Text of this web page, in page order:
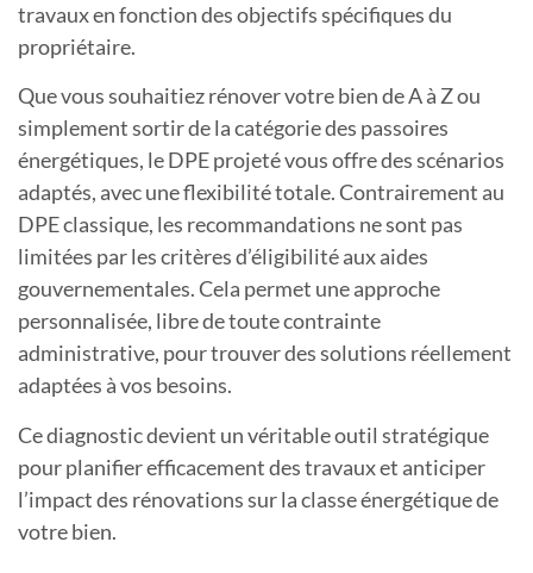
travaux en fonction des objectifs spécifiques du
propriétaire.
Que vous souhaitiez rénover votre bien de A à Z ou
simplement sortir de la catégorie des passoires
énergétiques, le DPE projeté vous offre des scénarios
adaptés, avec une flexibilité totale. Contrairement au
DPE classique, les recommandations ne sont pas
limitées par les critères d’éligibilité aux aides
gouvernementales. Cela permet une approche
personnalisée, libre de toute contrainte
administrative, pour trouver des solutions réellement
adaptées à vos besoins.
Ce diagnostic devient un véritable outil stratégique
pour planifier efficacement des travaux et anticiper
l’impact des rénovations sur la classe énergétique de
votre bien.